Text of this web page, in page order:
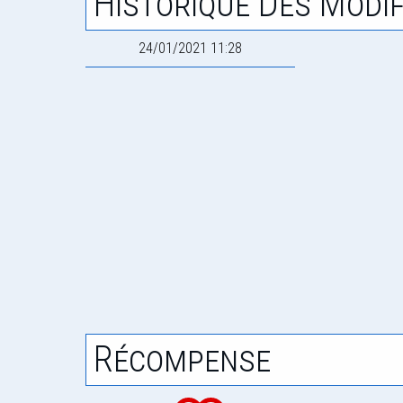
24/01/2021 11:28
Récompense